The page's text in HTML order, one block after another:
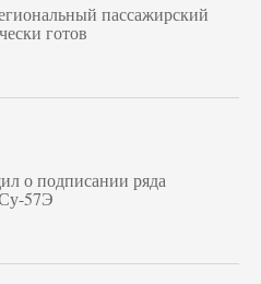
пассажирский
готов
о подписании ряда
57Э